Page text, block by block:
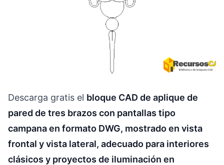
Descarga gratis el bloque CAD de aplique de
pared de tres brazos con pantallas tipo
campana en formato DWG, mostrado en vista
frontal y vista lateral, adecuado para interiores
clásicos y proyectos de iluminación en